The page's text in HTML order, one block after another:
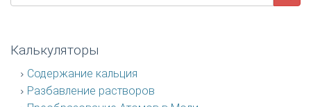
Калькуляторы
Содержание кальция
Разбавление растворов